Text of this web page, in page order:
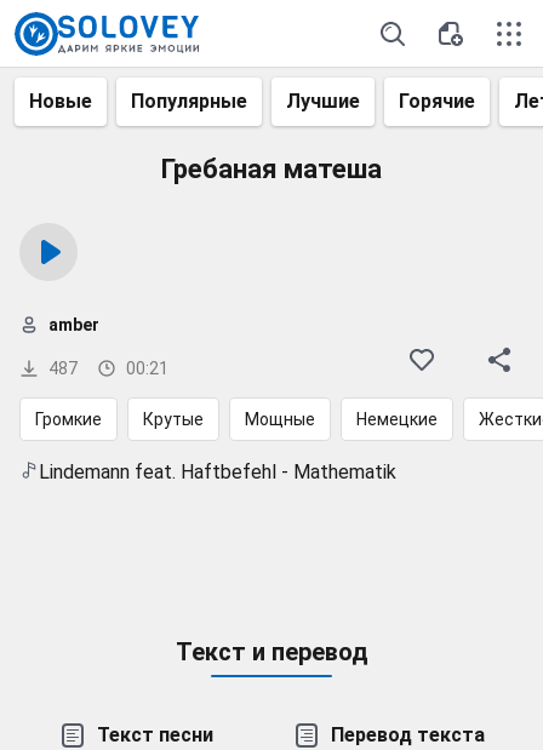
Новые Популярные Лучшие Горячие
Гребаная матеша
487 00:21
amber
Громкие Крутые Мощные Немецкие
Lindemann feat. Haftbefehl - Mathematik
Текст и перевод
Текст песни
Перевод текста